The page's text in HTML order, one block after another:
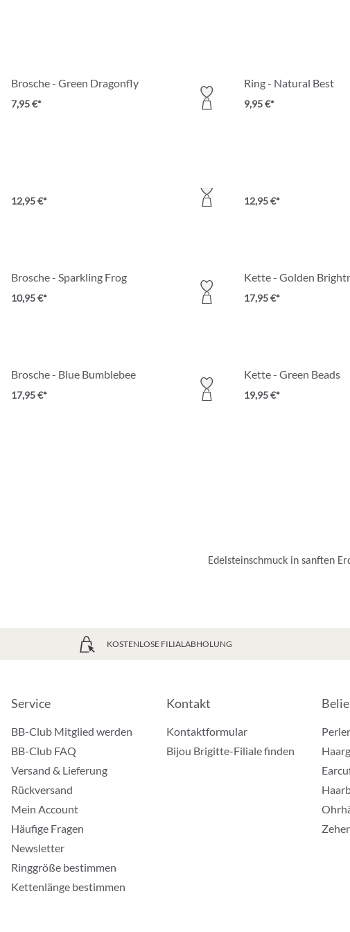
Brosche - Green Dragonfly
7,95 €*
Ring - Natural Best
9,95 €*
12,95 €* 12,95 €*
Brosche - Sparkling Frog
10,95 €*
Kette - Golden
17,95 €*
Brosche - Blue Bumblebee
17,95 €*
Kette - Green Beads
19,95 €*
Edelsteinschmuck in sanften
KOSTENLOSE FILIALABHOLUNG
Service
BB-Club Mitglied werden
BB-Club FAQ
Versand & Lieferung
Rückversand
Mein Account
Häufige Fragen
Newsletter
Ringgröße bestimmen
Kettenlänge bestimmen
Kontakt
Kontaktformular
Bijou Brigitte-Filiale finden